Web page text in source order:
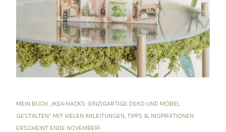
MEIN BUCH „IKEA-HACKS: EINZIGARTIGE DEKO UND MÖBEL
GESTALTEN“ MIT VIELEN ANLEITUNGEN, TIPPS & INSPIRATIONEN
ERSCHEINT ENDE NOVEMBER!